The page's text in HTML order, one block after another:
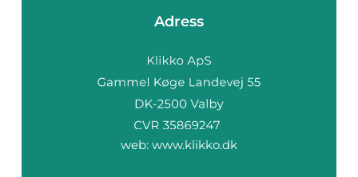
Adress
web: www.klikko.dk